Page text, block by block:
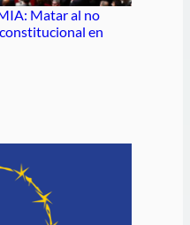
Matar al no
en